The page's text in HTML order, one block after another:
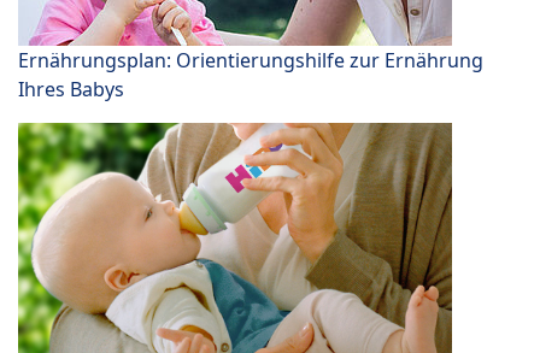
Ernährungsplan: Orientierungshilfe zur Ernährung
Ihres Babys